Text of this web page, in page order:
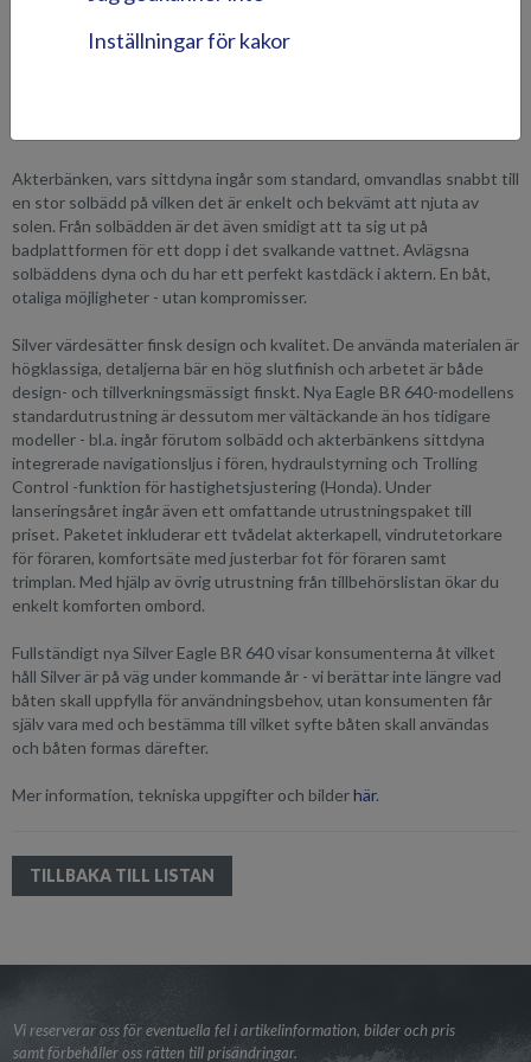
att man kan umgås med dem på akterbänken. Kartläsarens säte är ca
Akterbänken, vars sittdyna ingår som standard, omvandlas snabbt till
en stor solbädd på vilken det är enkelt och bekvämt att njuta av
solen. Från solbädden är det även smidigt att ta sig ut på
badplattformen för ett dopp i det svalkande vattnet. Avlägsna
solbäddens dyna och du har ett perfekt kastdäck i aktern. En båt,
otaliga möjligheter - utan kompromisser.
Silver värdesätter finsk design och kvalitet. De använda materialen är
högklassiga, detaljerna bär en hög slutfinish och arbetet är både
design- och tillverkningsmässigt finskt. Nya Eagle BR 640-modellens
standardutrustning är dessutom mer vältäckande än hos tidigare
modeller - bl.a. ingår förutom solbädd och akterbänkens sittdyna
integrerade navigationsljus i fören, hydraulstyrning och Trolling
Control -funktion för hastighetsjustering (Honda). Under
lanseringsåret ingår även ett omfattande utrustningspaket till
priset. Paketet inkluderar ett tvådelat akterkapell, vindrutetorkare
för föraren, komfortsäte med justerbar fot för föraren samt
trimplan. Med hjälp av övrig utrustning från tillbehörslistan ökar du
enkelt komforten ombord.
Fullständigt nya Silver Eagle BR 640 visar konsumenterna åt vilket
håll Silver är på väg under kommande år - vi berättar inte längre vad
båten skall uppfylla för användningsbehov, utan konsumenten får
själv vara med och bestämma till vilket syfte båten skall användas
och båten formas därefter.
Mer information, tekniska uppgifter och bilderhär.
TILLBAKA TILL LISTAN
Vi reserverar oss för eventuella fel i artikelinformation, bilder och pris
samt förbehåller oss rätten till prisändringar.
Inställningar för kakor